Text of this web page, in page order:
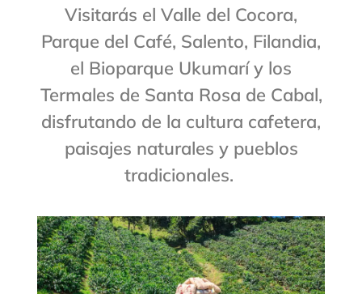
Visitarás el Valle del Cocora,
Parque del Café, Salento, Filandia,
el Bioparque Ukumarí y los
Termales de Santa Rosa de Cabal,
disfrutando de la cultura cafetera,
paisajes naturales y pueblos
tradicionales.